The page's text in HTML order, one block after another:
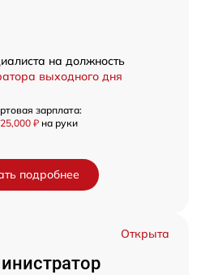
на должность
выходного дня
зарплата:
₽ на руки
подробнее
Открыта